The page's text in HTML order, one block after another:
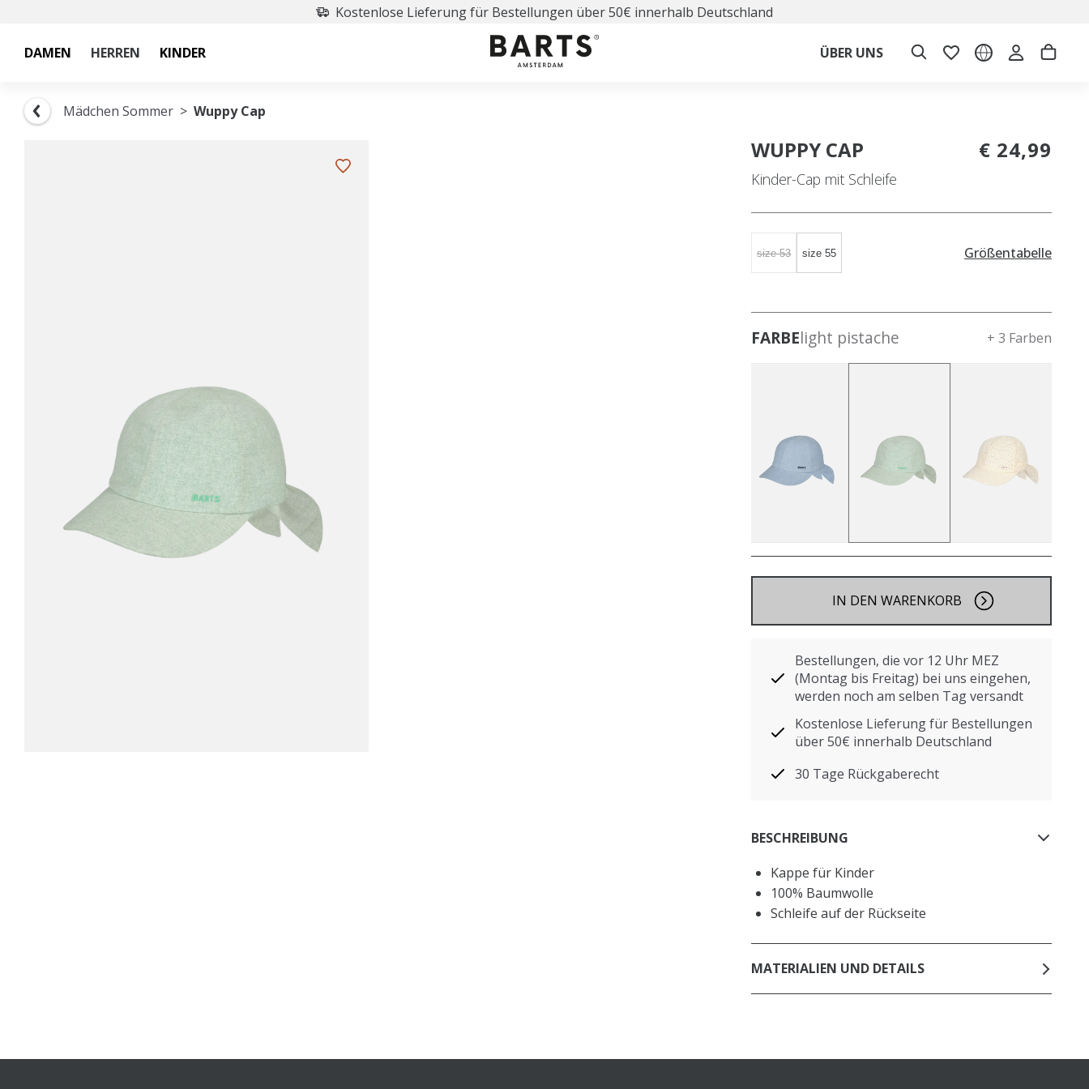
Kostenlose Lieferung für Bestellungen über 50€ innerhalb Deutschland
DAMEN HERREN KINDER ÜBER UNS
Mädchen Sommer Wuppy Cap
WUPPY CAP
Kinder-Cap mit Schleife
€ 24,99
size 53 size 55 Größentabelle
FARBElight pistache + 3 Farben
IN DEN WARENKORB
Bestellungen, die vor 12 Uhr MEZ
(Montag bis Freitag) bei uns eingehen,
werden noch am selben Tag versandt
Kostenlose Lieferung für Bestellungen
über 50€ innerhalb Deutschland
30 Tage Rückgaberecht
BESCHREIBUNG
Kappe für Kinder
100% Baumwolle
Schleife auf der Rückseite
MATERIALIEN UND DETAILS